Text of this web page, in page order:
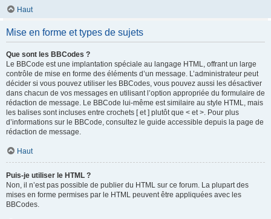
Haut
Mise en forme et types de sujets
Que sont les BBCodes ?
Le BBCode est une implantation spéciale au langage HTML, offrant un large
contrôle de mise en forme des éléments d’un message. L’administrateur peut
décider si vous pouvez utiliser les BBCodes, vous pouvez aussi les désactiver
dans chacun de vos messages en utilisant l’option appropriée du formulaire de
rédaction de message. Le BBCode lui-même est similaire au style HTML, mais
les balises sont incluses entre crochets [ et ] plutôt que < et >. Pour plus
d’informations sur le BBCode, consultez le guide accessible depuis la page de
rédaction de message.
Haut
Puis-je utiliser le HTML ?
Non, il n’est pas possible de publier du HTML sur ce forum. La plupart des
mises en forme permises par le HTML peuvent être appliquées avec les
BBCodes.